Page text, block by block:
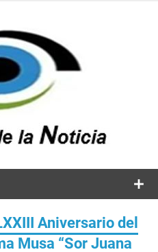
Aniversario del
Musa “Sor Juana